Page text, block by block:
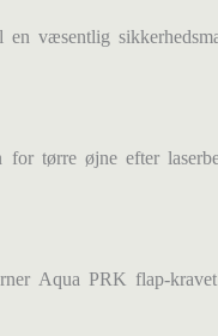
væsentlig
tørre øjne efter
Aqua PRK flap-